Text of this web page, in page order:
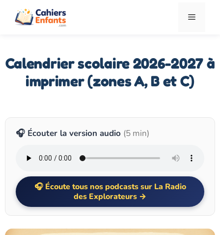
Menu
Calendrier scolaire 2026-2027 à
imprimer (zones A, B et C)
🎧 Écouter la version audio (5 min)
Écoute tous nos podcasts sur La Radio
des Explorateurs →